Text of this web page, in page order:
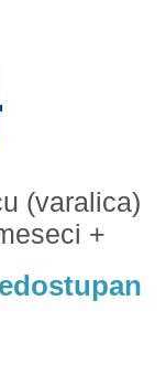
(varalica)
+